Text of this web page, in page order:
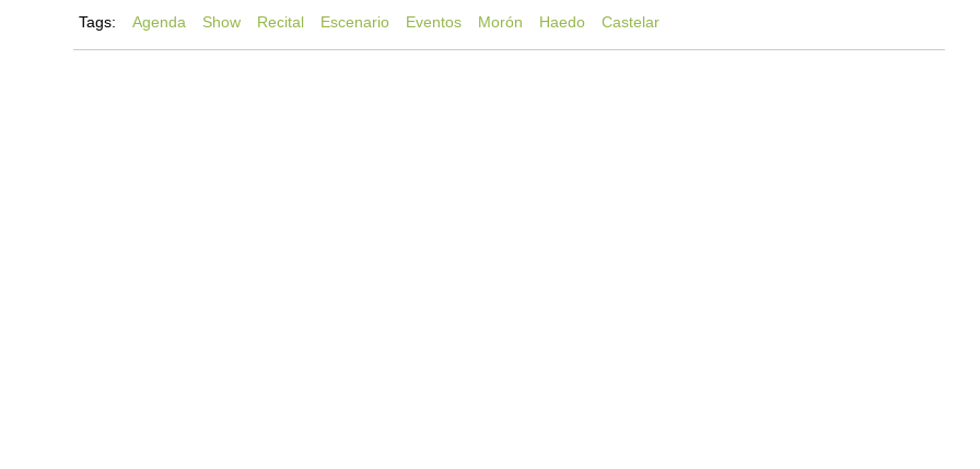
Tags: Agenda Show Recital Escenario Eventos Morón Haedo Castelar